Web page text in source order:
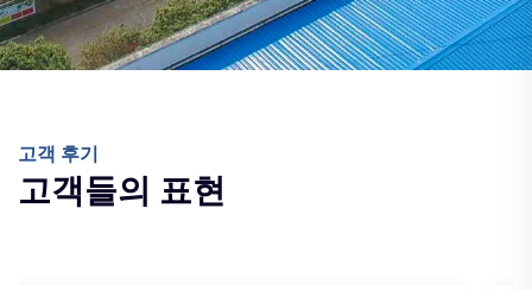
고객 후기
고객들의 표현